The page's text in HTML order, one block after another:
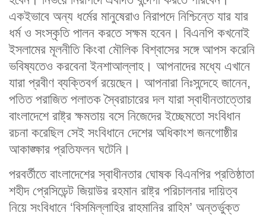
একইভাবে অন্য ধর্মের মানুষেরাও নিরাপদে নিশ্চিন্তে যার যার
ধর্ম ও সংস্কৃতি পালন করতে সক্ষম হবেন। বিএনপি কখনোই
ইসলামের মূলনীতি কিংবা মৌলিক বিশ্বাসের সঙ্গে আপস করেনি
ভবিষ্যতেও করবেনা ইনশাআল্লাহ। আপনাদের মধ্যে এখানে
যারা প্রবীণ ব্যক্তিবর্গ রয়েছেন। আপনারা নিঃসন্দেহে জানেন,
পতিত পরাজিত পলাতক স্বৈরাচারের দল যারা স্বাধীনতাত্তোর
বাংলাদেশে রাষ্ট্র ক্ষমতায় বসে নিজেদের ইচ্ছেমতো সংবিধান
রচনা করেছিল সেই সংবিধানে দেশের অধিকাংশ জনগোষ্ঠীর
আকাঙ্ক্ষার প্রতিফলন ঘটেনি।
পরবর্তীতে বাংলাদেশের স্বাধীনতার ঘোষক বিএনপির প্রতিষ্ঠাতা
শহীদ প্রেসিডেন্ট জিয়াউর রহমান রাষ্ট্র পরিচালনার দায়িত্ব
নিয়ে সংবিধানে ‘বিসমিল্লাহির রাহমানির রাহিম’ অন্তর্ভুক্ত